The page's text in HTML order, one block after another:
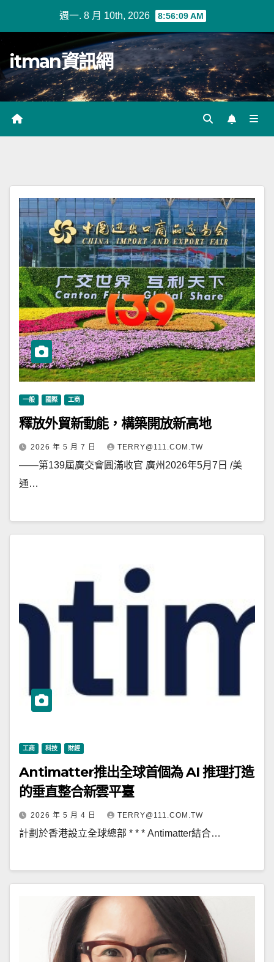
週一. 8 月 10th, 2026 8:56:10 AM
itman資訊網
一般 國際 工商
釋放外貿新動能，構築開放新高地
2026 年 5 月 7 日 TERRY@111.COM.TW
——第139屆廣交會圓滿收官 廣州2026年5月7日 /美
通…
工商 科技 財經
Antimatter推出全球首個為 AI 推理打造
的垂直整合新雲平臺
2026 年 5 月 4 日 TERRY@111.COM.TW
計劃於香港設立全球總部 * * * Antimatter結合…